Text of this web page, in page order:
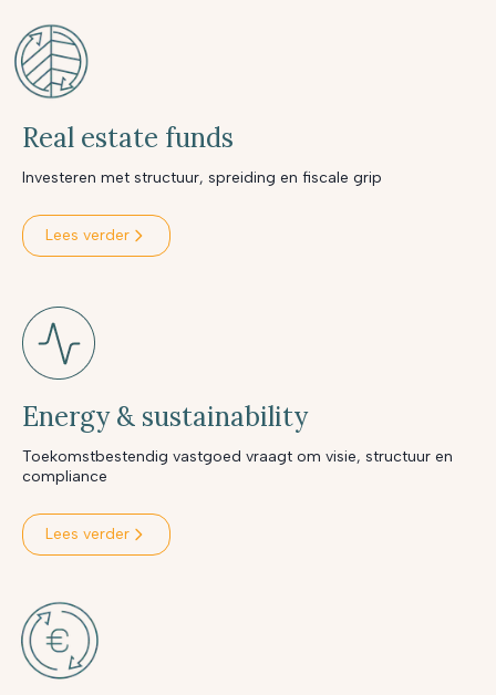
Real estate funds
Investeren met structuur, spreiding en fiscale grip
Lees verder
Energy & sustainability
Toekomstbestendig vastgoed vraagt om visie, structuur en
compliance
Lees verder